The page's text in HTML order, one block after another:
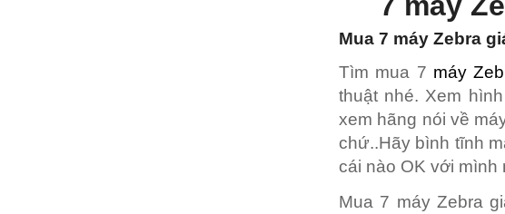
Mua 7 máy Zebra
Tìm mua 7 máy
thuật nhé. Xem
xem hãng nói về
chứ..Hãy bình tĩnh
cái nào OK với mình
Mua 7 máy Zebra